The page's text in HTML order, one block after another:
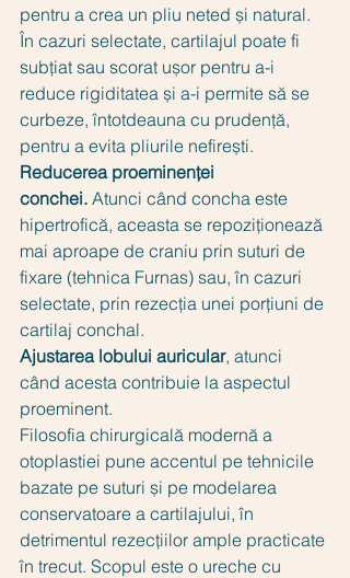
pentru a crea un pliu neted și natural.
În cazuri selectate, cartilajul poate fi
subțiat sau scorat ușor pentru a-i
reduce rigiditatea și a-i permite să se
curbeze, întotdeauna cu prudență,
pentru a evita pliurile nefirești.
Reducerea proeminenței
conchei. Atunci când concha este
hipertrofică, aceasta se repoziționează
mai aproape de craniu prin suturi de
fixare (tehnica Furnas) sau, în cazuri
selectate, prin rezecția unei porțiuni de
cartilaj conchal.
Ajustarea lobului auricular, atunci
când acesta contribuie la aspectul
proeminent.
Filosofia chirurgicală modernă a
otoplastiei pune accentul pe tehnicile
bazate pe suturi și pe modelarea
conservatoare a cartilajului, în
detrimentul rezecțiilor ample practicate
în trecut. Scopul este o ureche cu